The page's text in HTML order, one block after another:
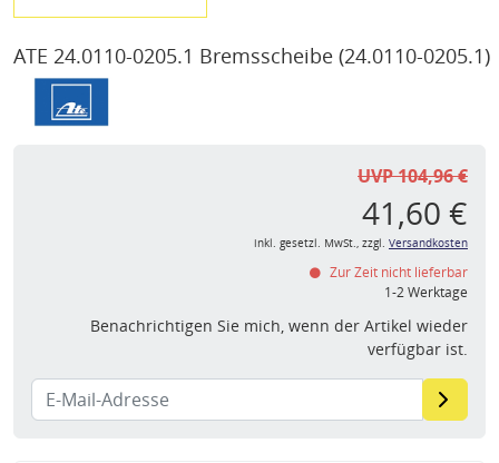
ATE 24.0110-0205.1 Bremsscheibe (24.0110-0205.1)
UVP 104,96 €
41,60 €
inkl. gesetzl. MwSt., zzgl. Versandkosten
Zur Zeit nicht lieferbar
1-2 Werktage
Benachrichtigen Sie mich, wenn der Artikel wieder
verfügbar ist.